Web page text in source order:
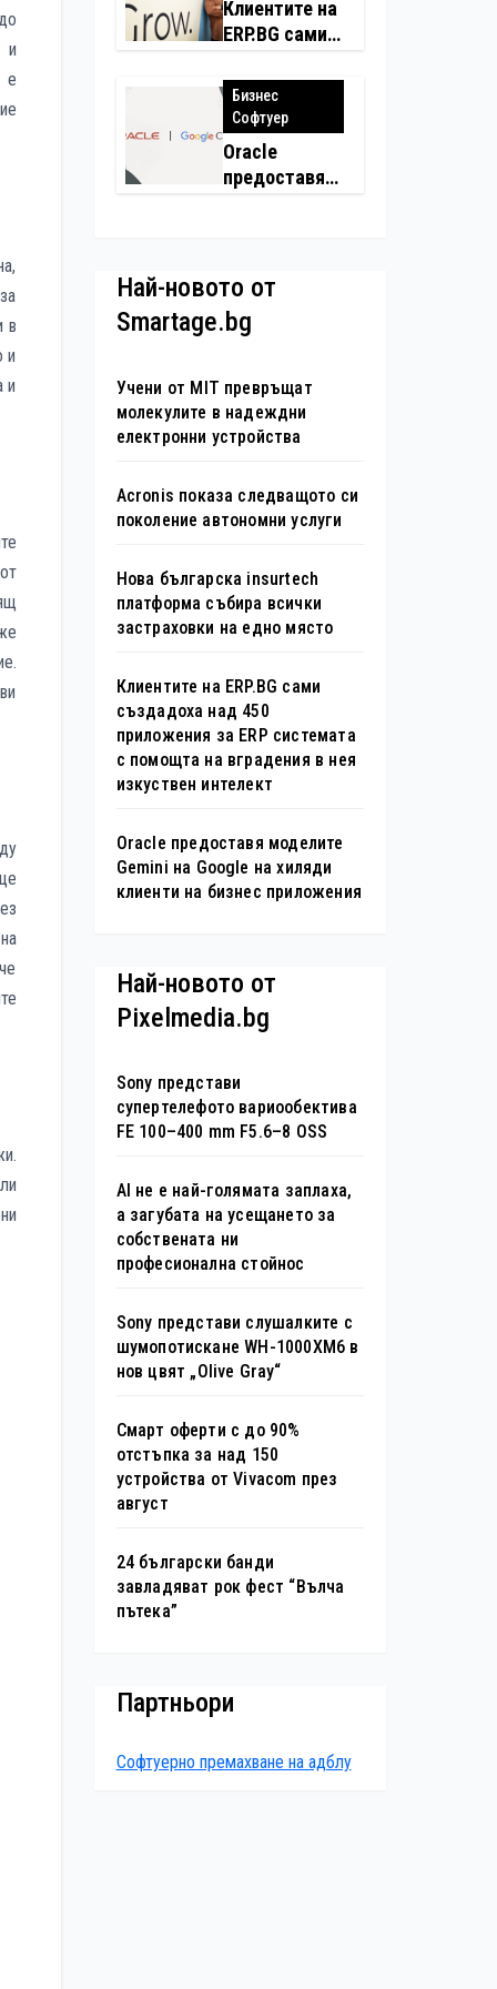
и
е
в
и
и
застраховки
на едно
Клиентите на
ERP.BG сами
над 450
приложения
за ERP
системата с
помощта на
Бизнес
Софтуер
Oracle
предоставя
хиляди
клиенти на
бизнес
Най-новото от
Smartage.bg
Учени от MIT превръщат
молекулите в надеждни
електронни устройства
Acronis показа следващото си
поколение автономни услуги
Нова българска insurtech
платформа събира всички
застраховки на едно място
Клиентите на ERP.BG сами
създадоха над 450
приложения за ERP системата
с помощта на вградения в нея
изкуствен интелект
Oracle предоставя моделите
Gemini на Google на хиляди
клиенти на бизнес приложения
Най-новото от
Pixelmedia.bg
Sony представи
супертелефото вариообектива
FE 100–400 mm F5.6–8 OSS
AI не е най-голямата заплаха,
а загубата на усещането за
собствената ни
професионална стойнос
Sony представи слушалките с
шумопотискане WH-1000XM6 в
нов цвят „Olive Gray“
Смарт оферти с до 90%
отстъпка за над 150
устройства от Vivacom през
август
24 български банди
завладяват рок фест “Вълча
пътека”
Партньори
Софтуерно премахване на адблу